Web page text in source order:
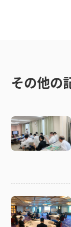
その他の